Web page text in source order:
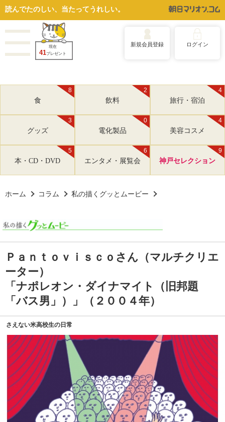
読んでたのしい、当たってうれしい。
現在
41プレゼント
新規会員登録 ログイン
8
食
2
飲料
4
旅行・宿泊
3
グッズ
0
電化製品
4
美容コスメ
5
本・CD・DVD
6
エンタメ・展覧会
9
神戸セレクション
ホーム コラム 私の描くグッとムービー
Ｐａｎｔｏｖｉｓｃｏさん（マルチクリエ
ーター）
「ナポレオン・ダイナマイト（旧邦題
「バス男」）」（２００４年）
さえない米高校生の日常